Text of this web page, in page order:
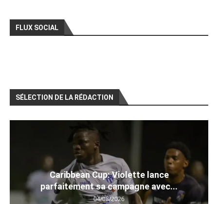
FLUX SOCIAL
SÉLECTION DE LA RÉDACTION
Caribbean Cup: Violette lance
parfaitement sa campagne avec...
04/08/2026